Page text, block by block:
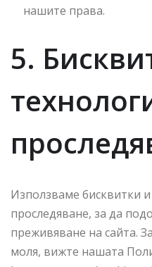
нашите права.
5.
Използваме бисквитки
проследяване, за да
преживяване на сайта.
моля, вижте нашата